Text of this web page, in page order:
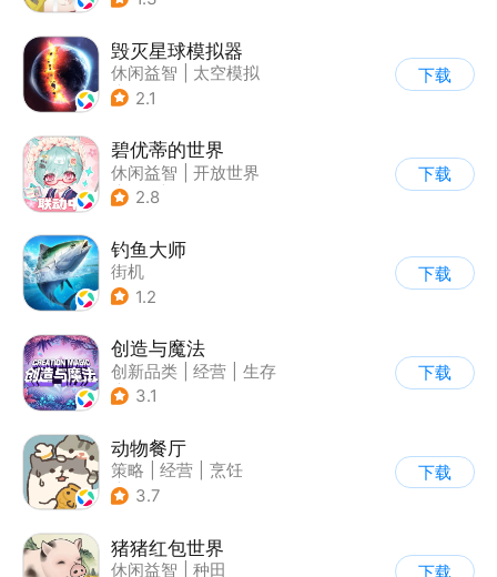
毁灭星球模拟器
休闲益智
太空模拟
| 太空
2.1
下载
碧优蒂的世界
休闲益智
开放世界
| Q版
2.8
下载
钓鱼大师
街机
1.2
下载
创造与魔法
创新品类 经营
生存
| 开放世界
3.1
下载
动物餐厅
策略 经营
烹饪
| 宠物
3.7
下载
猪猪红包世界
休闲益智
种田
下载